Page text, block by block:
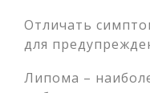
Отличать
для
Липома –